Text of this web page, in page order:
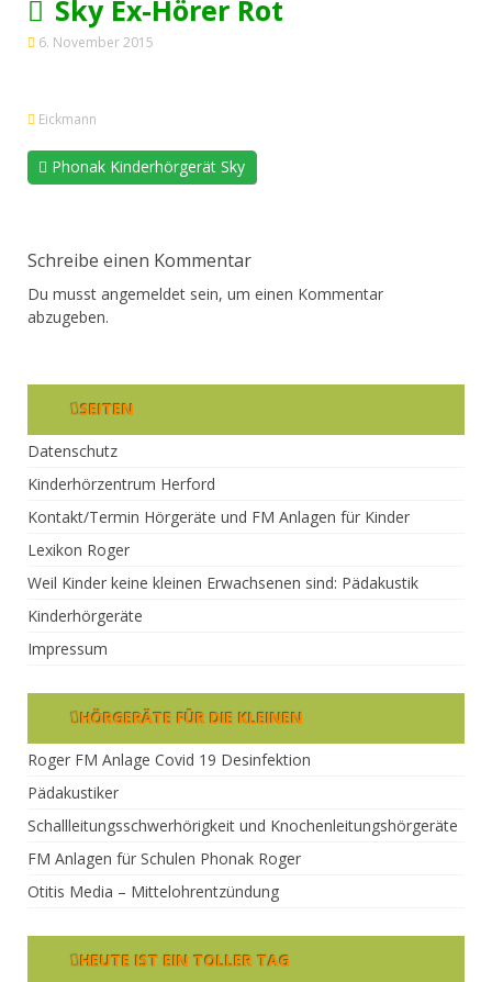
Sky Ex-Hörer Rot
6. November 2015
Eickmann
Phonak Kinderhörgerät Sky
Schreibe einen Kommentar
Du musst angemeldet sein, um einen Kommentar
abzugeben.
SEITEN
Datenschutz
Kinderhörzentrum Herford
Kontakt/Termin Hörgeräte und FM Anlagen für Kinder
Lexikon Roger
Weil Kinder keine kleinen Erwachsenen sind: Pädakustik
Kinderhörgeräte
Impressum
HÖRGERÄTE FÜR DIE KLEINEN
Roger FM Anlage Covid 19 Desinfektion
Pädakustiker
Schallleitungsschwerhörigkeit und Knochenleitungshörgeräte
FM Anlagen für Schulen Phonak Roger
Otitis Media – Mittelohrentzündung
HEUTE IST EIN TOLLER TAG